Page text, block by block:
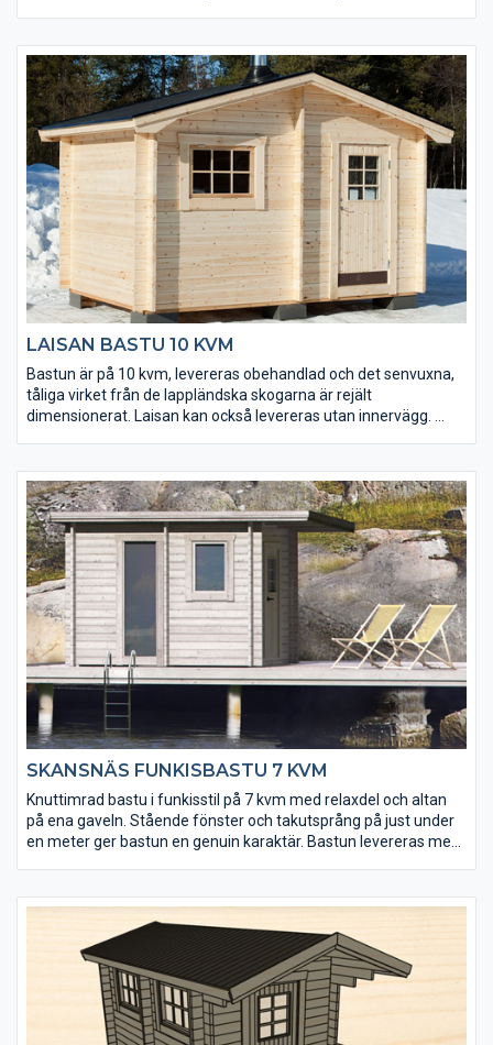
• Bastukaminpaket Harvia kan köpas till.
• Välj mellan tre tillbehörspaket (endast till relaxdelen).
• En rymlig altan; 5 kvm.
• Mellan bastu- och relaxdelen sitter en glasdörr från Harvia.
• Taket utgörs av en slätspontspanel som är ändspontad.
• Golvet och takpanelen är möbeltorr vilket ger god
formstabilitet.
LAISAN BASTU 10 KVM
Bastun är på 10 kvm, levereras obehandlad och det senvuxna,
tåliga virket från de lappländska skogarna är rejält
dimensionerat. Laisan kan också levereras utan innervägg.
• Välj mellan tre tillbehörspaket (endast till relaxdelen).
• Taket utgörs av en slätspontspanel som är ändspontad.
• Golvet och takpanelen är möbeltorr vilket ger god
formstabilitet.
SKANSNÄS FUNKISBASTU 7 KVM
Knuttimrad bastu i funkisstil på 7 kvm med relaxdel och altan
på ena gaveln. Stående fönster och takutsprång på just under
en meter ger bastun en genuin karaktär. Bastun levereras med
• Senvuxet och tåligt virke från hjärtat av Lappland
• Extra fönster kan köpas till
• Golvet och takpanelen är möbeltorr vilket ger god
formstabilitet
• Välj mellan tre tillbehörspaket (endast till relaxdelen)